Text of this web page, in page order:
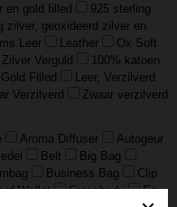
en gold filled
925 sterling
zilver, geoxideerd zilver en
Leer Leather
Ox Soft
Zilver Verguld
100% katoen
Gold Filled
Leer, Verzilverd
Verzilverd
Zwaar verzilverd
Aroma Diffuser
Autogeur
Belt
Big Bag
Business Bag
Clip
Wallet Crossbody
Eau